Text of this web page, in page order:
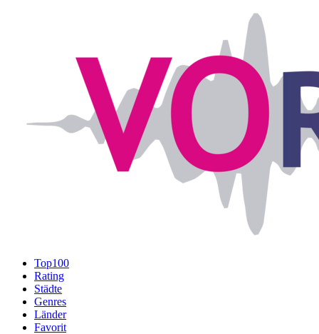
Top100
Rating
Städte
Genres
Länder
Favorit